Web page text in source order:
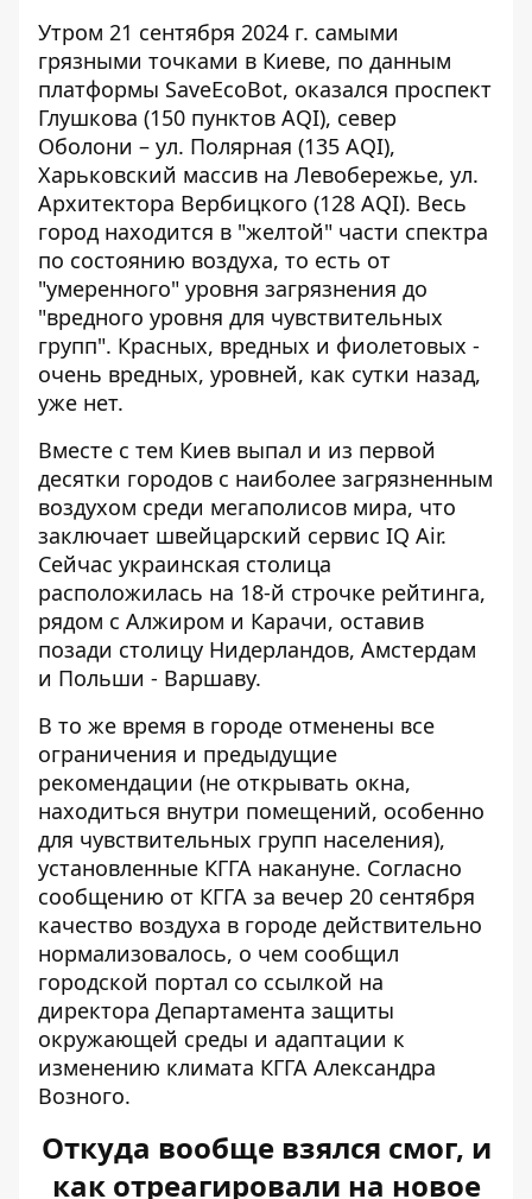
Утром 21 сентября 2024 г. самыми
грязными точками в Киеве, по данным
платформы SaveEcoBot, оказался проспект
Глушкова (150 пунктов AQI), север
Оболони – ул. Полярная (135 AQI),
Харьковский массив на Левобережье, ул.
Архитектора Вербицкого (128 AQI). Весь
город находится в "желтой" части спектра
по состоянию воздуха, то есть от
"умеренного" уровня загрязнения до
"вредного уровня для чувствительных
групп". Красных, вредных и фиолетовых -
очень вредных, уровней, как сутки назад,
уже нет.
Вместе с тем Киев выпал и из первой
десятки городов с наиболее загрязненным
воздухом среди мегаполисов мира, что
заключает швейцарский сервис IQ Air.
Сейчас украинская столица
расположилась на 18-й строчке рейтинга,
рядом с Алжиром и Карачи, оставив
позади столицу Нидерландов, Амстердам
и Польши - Варшаву.
В то же время в городе отменены все
ограничения и предыдущие
рекомендации (не открывать окна,
находиться внутри помещений, особенно
для чувствительных групп населения),
установленные КГГА накануне. Согласно
сообщению от КГГА за вечер 20 сентября
качество воздуха в городе действительно
нормализовалось, о чем сообщил
городской портал со ссылкой на
директора Департамента защиты
окружающей среды и адаптации к
изменению климата КГГА Александра
Возного.
Откуда вообще взялся смог, и
как отреагировали на новое